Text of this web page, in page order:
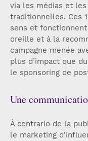
via les médias et
traditionnelles. Ces
sens et
oreille et à la
campagne menée
plus d’impact que
le sponsoring de
Une
À contrario de la
le marketing